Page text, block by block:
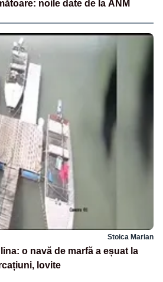
noile date de la ANM
Stoica Marian
o navă de marfă a eșuat la
lovite